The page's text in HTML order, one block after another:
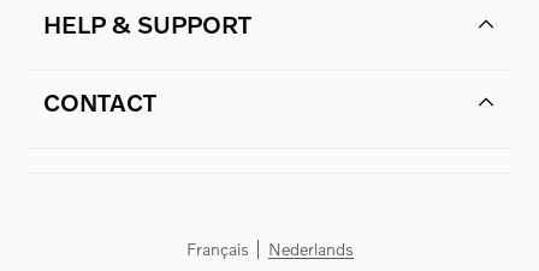
HELP & SUPPORT
CONTACT
Français Nederlands